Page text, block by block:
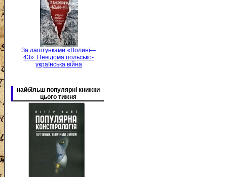
За лаштунками «Волині—
43». Невідома польсько-
українська війна
найбільш популярні книжки
цього тижня